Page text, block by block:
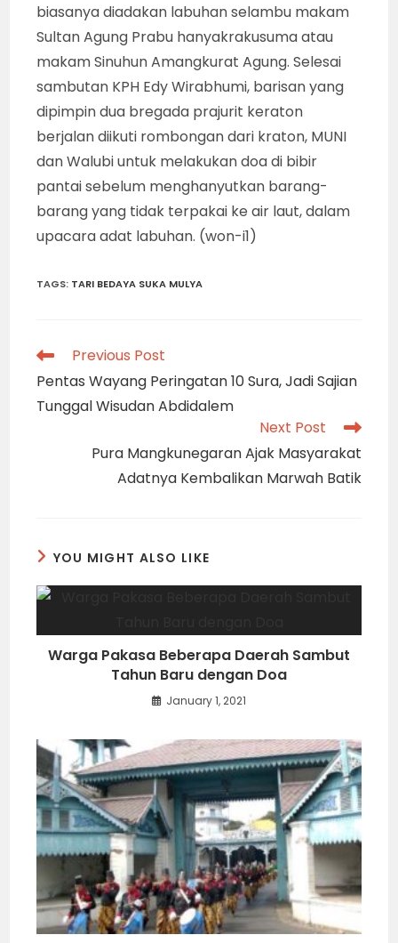
biasanya diadakan labuhan selambu makam
Sultan Agung Prabu hanyakrakusuma atau
makam Sinuhun Amangkurat Agung. Selesai
sambutan KPH Edy Wirabhumi, barisan yang
dipimpin dua bregada prajurit keraton
berjalan diikuti rombongan dari kraton, MUNI
dan Walubi untuk melakukan doa di bibir
pantai sebelum menghanyutkan barang-
barang yang tidak terpakai ke air laut, dalam
upacara adat labuhan. (won-i1)
TAGS: TARI BEDAYA SUKA MULYA
Read
articles
Previous Post
Pentas Wayang Peringatan 10 Sura, Jadi Sajian
Tunggal Wisudan Abdidalem
Next Post
Pura Mangkunegaran Ajak Masyarakat
Adatnya Kembalikan Marwah Batik
YOU MIGHT ALSO LIKE
Warga Pakasa Beberapa Daerah Sambut
Tahun Baru dengan Doa
January 1, 2021